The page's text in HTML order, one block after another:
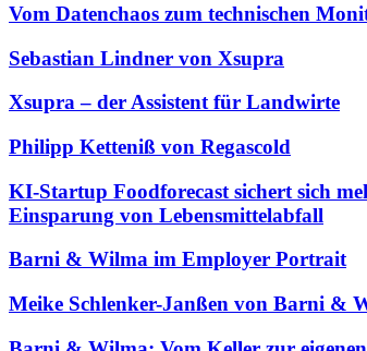
Vom Datenchaos zum technischen
Sebastian Lindner von Xsupra
Xsupra – der Assistent für Landwirte
Philipp Ketteniß von Regascold
KI-Startup Foodforecast sichert sich
Einsparung von Lebensmittelabfall
Barni & Wilma im Employer Portrait
Meike Schlenker-Janßen von Barni &